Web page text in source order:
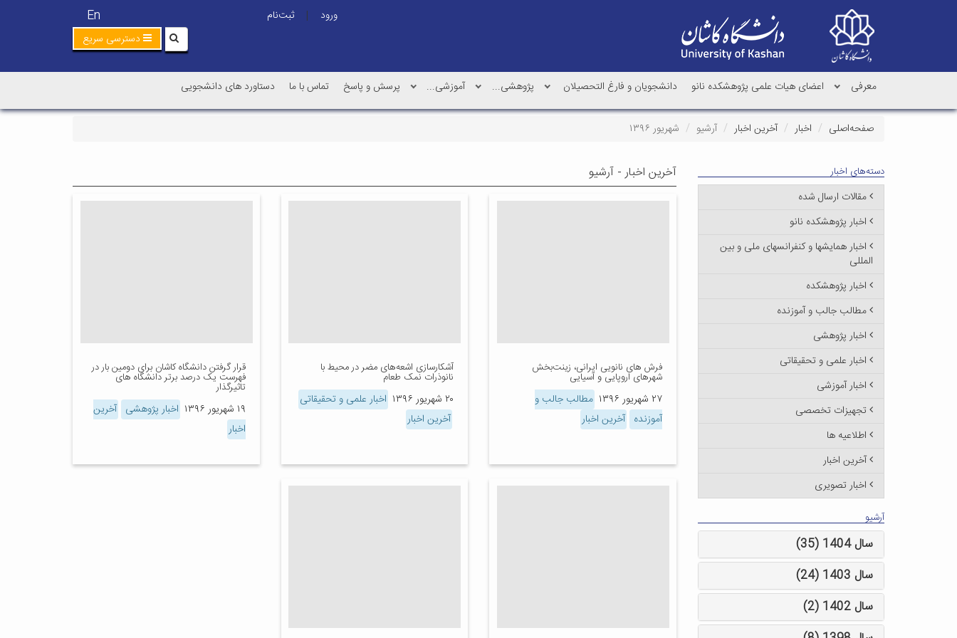
En ورود |
ثبت‌نام
دسترسی سریع
معرفی اعضای هیات علمی پژوهشکده نانو دانشجویان و فارغ التحصیلان پژوهشی... آموزشی... پرسش و پاسخ تماس با ما دستاورد های دانشجویی
صفحه‌اصلی اخبار آخرین اخبار آرشیو شهریور ۱۳۹۶
آخرین اخبار - آرشیو
فرش های نانویی ایرانی، زینت‌بخش
شهرهای اروپایی و آسیایی
۲۷ شهریور ۱۳۹۶
مطالب جالب و
آموزنده آخرین اخبار
آشکارسازی اشعه‌های مضر در محیط با
نانوذرات نمک طعام
۲۰ شهریور ۱۳۹۶
اخبار علمی و تحقیقاتی
آخرین اخبار
قرار گرفتن دانشگاه کاشان برای دومین بار در
فهرست یک درصد برتر دانشگاه های
تاثیرگذار
۱۹ شهریور ۱۳۹۶ اخبار پژوهشی آخرین
اخبار
دسته‌های اخبار
مقالات ارسال شده
اخبار پژوهشکده نانو
اخبار همایشها و کنفرانسهای ملی و بین
المللی
اخبار پژوهشکده
مطالب جالب و آموزنده
اخبار پژوهشی
اخبار علمی و تحقیقاتی
اخبار آموزشی
تجهیزات تخصصی
اطلاعیه ها
آخرین اخبار
اخبار تصویری
آرشیو
سال 1404 (35)
سال 1403 (24)
سال 1402 (2)